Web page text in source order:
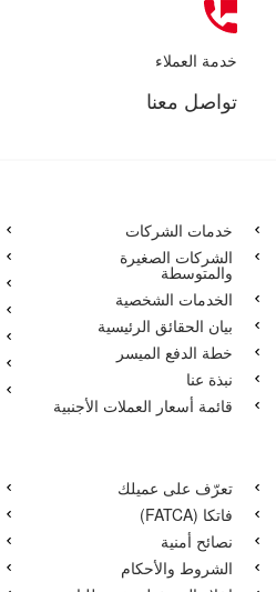
خدمة العملاء
تواصل معنا
خدمات الشركات
الشركات الصغيرة
والمتوسطة
الخدمات الشخصية
بيان الحقائق الرئيسية
خطة الدفع الميسر
نبذة عنا
قائمة أسعار العملات الأجنبية
تعرّف على عميلك
فاتكا‏‏ (FATCA)
نصائح أمنية
الشروط والأحكام